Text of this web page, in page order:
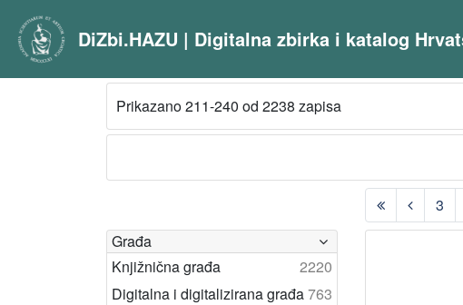
DiZbi.HAZU | Digitalna zbirka i katalog
Prikazano 211-240 od 2238 zapisa
3
Građa
Knjižnična građa
2220
Digitalna i digitalizirana građa763